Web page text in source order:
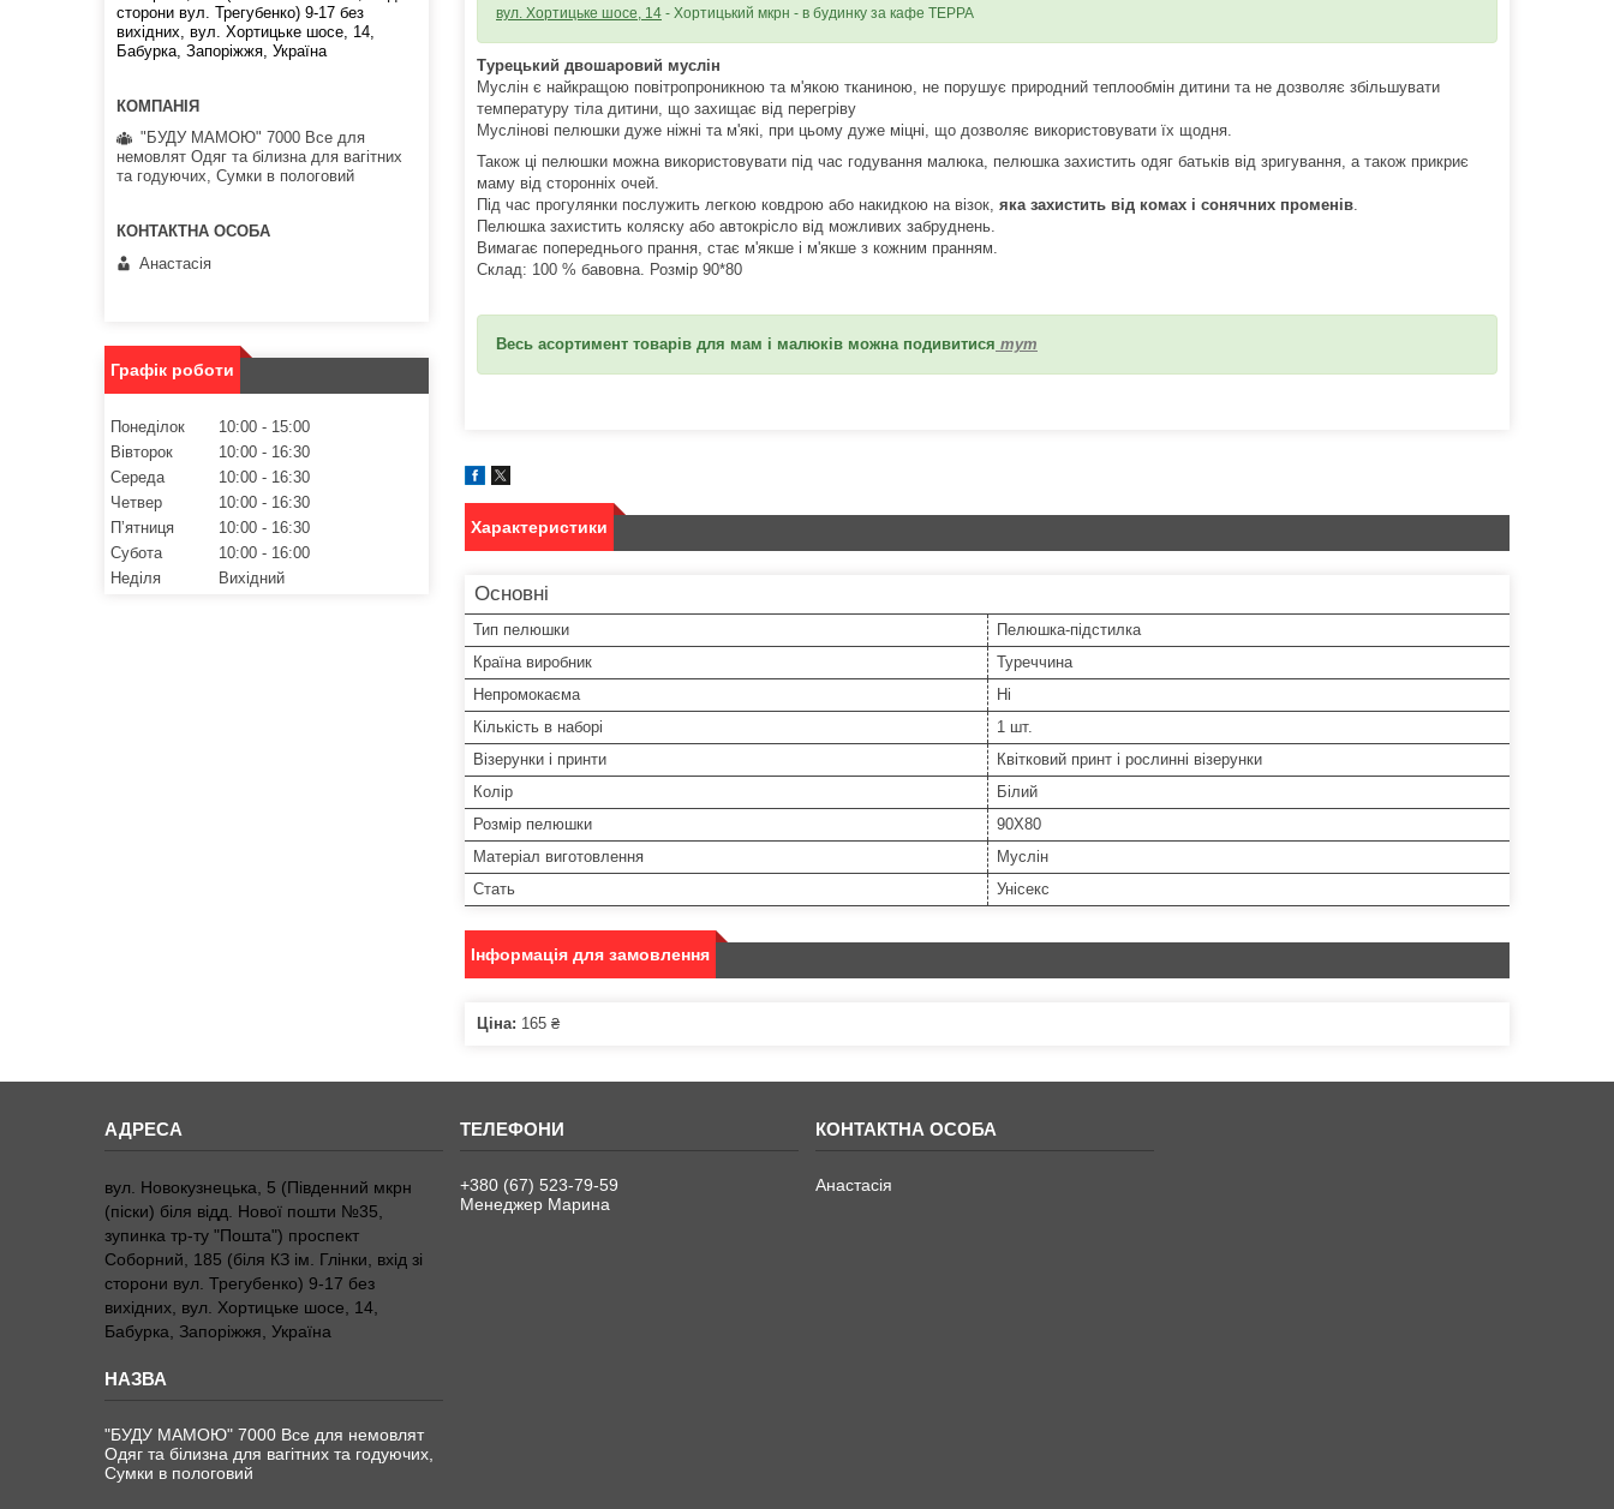
вул. Хортицьке шосе, 14 - Хортицький мкрн - в будинку за кафе ТЕРРА
Турецький двошаровий муслін
Муслін є найкращою повітропроникною та м'якою тканиною, не порушує природний теплообмін дитини та не дозволяє збільшувати
температуру тіла дитини, що захищає від перегріву
Муслінові пелюшки дуже ніжні та м'які, при цьому дуже міцні, що дозволяє використовувати їх щодня.
Також ці пелюшки можна використовувати під час годування малюка, пелюшка захистить одяг батьків від зригування, а також прикриє
маму від сторонніх очей.
Під час прогулянки послужить легкою ковдрою або накидкою на візок, яка захистить від комах і сонячних променів.
Пелюшка захистить коляску або автокрісло від можливих забруднень.
Вимагає попереднього прання, стає м'якше і м'якше з кожним пранням.
Склад: 100 % бавовна. Розмір 90*80
Весь асортимент товарів для мам і малюків можна подивитися тут
Характеристики
Основні
Тип пелюшки
Пелюшка-підстилка
Країна виробник
Туреччина
Непромокаєма
Ні
Кількість в наборі
1 шт.
Візерунки і принти
Квітковий принт і рослинні візерунки
Колір
Білий
Розмір пелюшки
90Х80
Матеріал виготовлення
Муслін
Стать
Унісекс
Інформація для замовлення
Ціна: 165 ₴
сторони вул. Трегубенко) 9-17 без
вихідних, вул. Хортицьке шосе, 14,
Бабурка, Запоріжжя, Україна
"БУДУ МАМОЮ" 7000 Все для
немовлят Одяг та білизна для вагітних
та годуючих, Сумки в пологовий
Анастасія
Графік роботи
Понеділок 10:00
15:00
Вівторок
10:00
16:30
Середа
10:00
16:30
Четвер
10:00
16:30
Пʼятниця
10:00
16:30
Субота
10:00
16:00
Неділя
Вихідний
вул. Новокузнецька, 5 (Південний мкрн
(піски) біля відд. Нової пошти №35,
зупинка тр-ту "Пошта") проспект
Соборний, 185 (біля КЗ ім. Глінки, вхід зі
сторони вул. Трегубенко) 9-17 без
вихідних, вул. Хортицьке шосе, 14,
Бабурка, Запоріжжя, Україна
"БУДУ МАМОЮ" 7000 Все для немовлят
Одяг та білизна для вагітних та годуючих,
Сумки в пологовий
+380 (67) 523-79-59
Менеджер Марина
Анастасія